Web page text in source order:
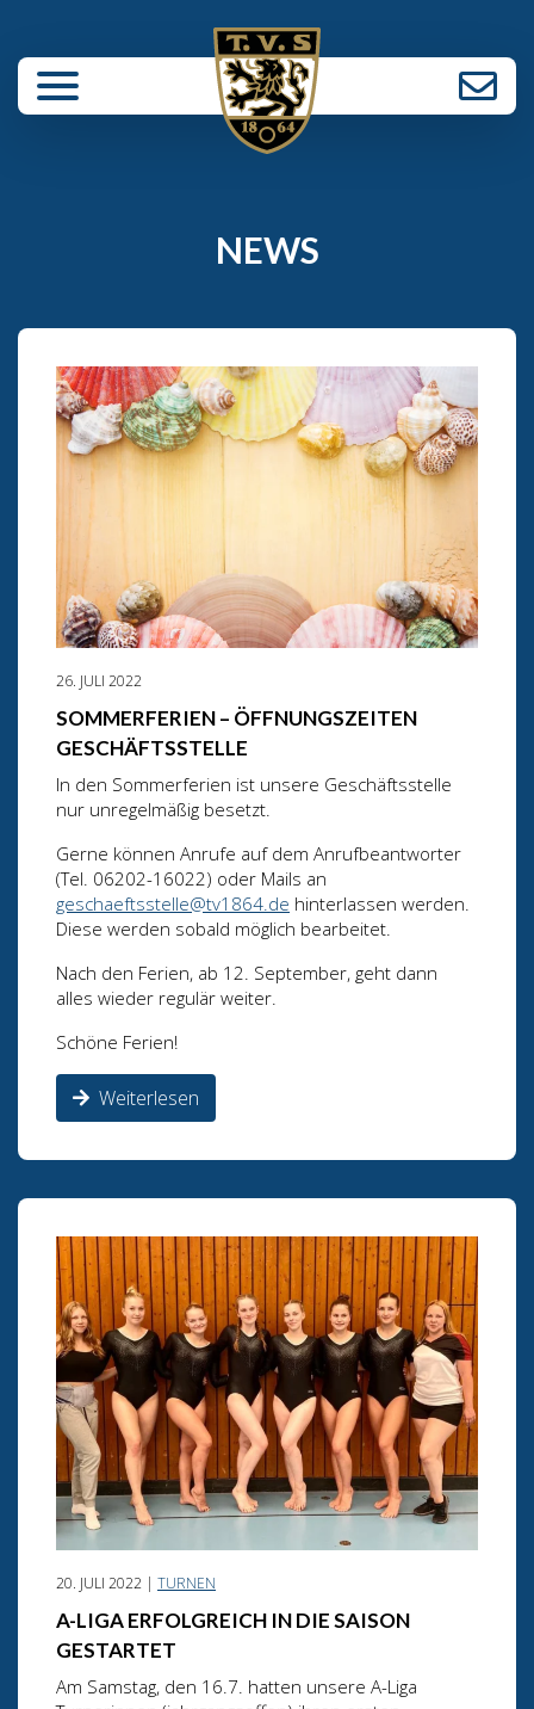
schließen
NEWS
26. JULI 2022
SOMMERFERIEN – ÖFFNUNGSZEITEN
GESCHÄFTSSTELLE
In den Sommerferien ist unsere Geschäftsstelle
nur unregelmäßig besetzt.
Gerne können Anrufe auf dem Anrufbeantworter
(Tel. 06202-16022) oder Mails an
geschaeftsstelle@tv1864.de hinterlassen werden.
Diese werden sobald möglich bearbeitet.
Nach den Ferien, ab 12. September, geht dann
alles wieder regulär weiter.
Schöne Ferien!
Weiterlesen
20. JULI 2022 | TURNEN
A-LIGA ERFOLGREICH IN DIE SAISON
GESTARTET
Am Samstag, den 16.7. hatten unsere A-Liga